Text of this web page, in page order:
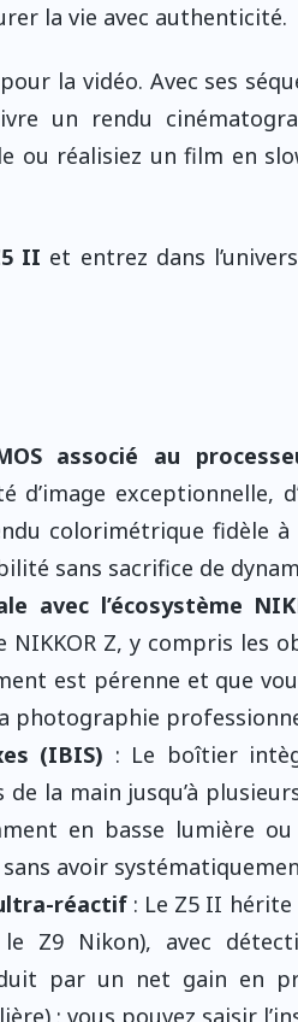
la vie avec authenticité.
la vidéo. Avec ses
un rendu
ou réalisiez un film en
II et entrez dans
associé au
d’image exceptionnelle,
colorimétrique fidèle à
sans sacrifice de
avec l’écosystème
Z, y compris les
est pérenne et que
photographie
(IBIS) : Le boîtier
la main jusqu’à
en basse lumière ou
avoir
réactif: Le Z5 II hérite
Z9 Nikon), avec
par un net gain en
: vous pouvez saisir